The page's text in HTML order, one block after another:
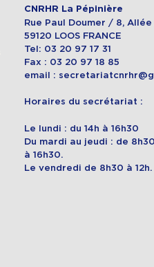
CNRHR La Pépinière
Rue Paul Doumer / 8,
59120 LOOS FRANCE
Tel: 03 20 97 17 31
Fax : 03 20 97 18 85
email :
Horaires du secrétariat :
Le lundi : du 14h à 16h30
Du mardi au jeudi : de
à 16h30.
Le vendredi de 8h30 à 12h.